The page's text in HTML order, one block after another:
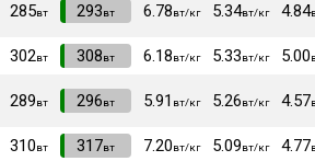
285вт VI293вт 6.78вт/кг 5.34вт/кг 4.84
302вт VI308вт 6.18вт/кг 5.33вт/кг 5.00
289вт VI296вт 5.91 вт/кг 5.26вт/кг 4.57
310вт VI317вт 7.20вт/кг 5.09вт/кг 4.77